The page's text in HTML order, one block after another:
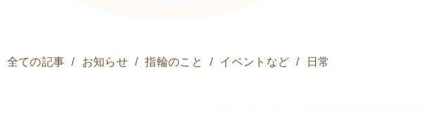
全ての記事 お知らせ 指輪のこと イベントなど 日常